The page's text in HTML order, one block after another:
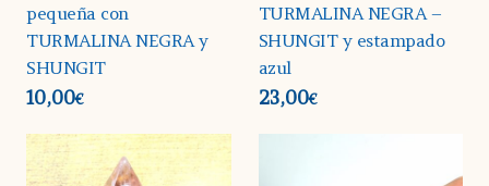
pequeña con
TURMALINA NEGRA y
SHUNGIT
10,00€
TURMALINA NEGRA –
SHUNGIT y estampado
azul
23,00€